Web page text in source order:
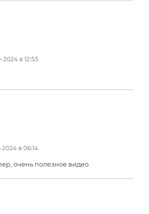
2024 в 12:53
2024 в 06:14
очень полезное видео.